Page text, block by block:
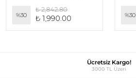
%30
₺ 2,842.80
₺ 1,990.00 %30
Ücretsiz Kargo!
3000 TL Üzeri